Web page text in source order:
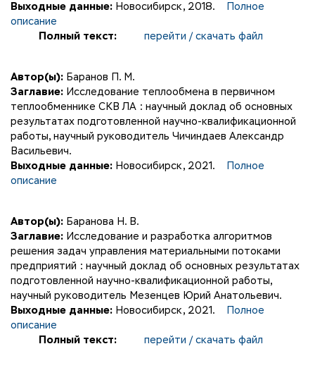
Выходные данные: Новосибирск, 2018.
Полное
описание
Полный текст:
перейти / скачать файл
Автор(ы): Баранов П. М.
Заглавие: Исследование теплообмена в первичном
теплообменнике СКВ ЛА : научный доклад об основных
результатах подготовленной научно-квалификационной
работы, научный руководитель Чичиндаев Александр
Васильевич.
Выходные данные: Новосибирск, 2021.
Полное
описание
Автор(ы): Баранова Н. В.
Заглавие: Исследование и разработка алгоритмов
решения задач управления материальными потоками
предприятий : научный доклад об основных результатах
подготовленной научно-квалификационной работы,
научный руководитель Мезенцев Юрий Анатольевич.
Выходные данные: Новосибирск, 2021.
Полное
описание
Полный текст:
перейти / скачать файл